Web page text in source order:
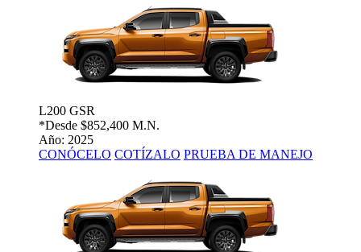
L200 GSR
*Desde $852,400 M.N.
Año: 2025
CONÓCELO COTÍZALO PRUEBA DE MANEJO